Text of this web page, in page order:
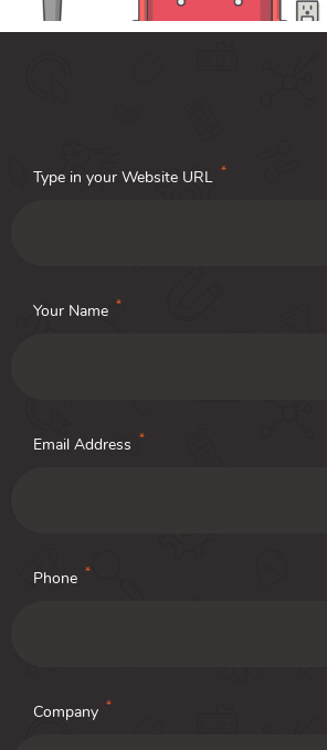
Type in your Website URL *
Your Name *
Email Address *
Phone *
Company *